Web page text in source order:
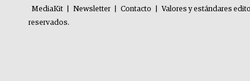
MediaKit Newsletter Contacto Valores y estándares
reservados.